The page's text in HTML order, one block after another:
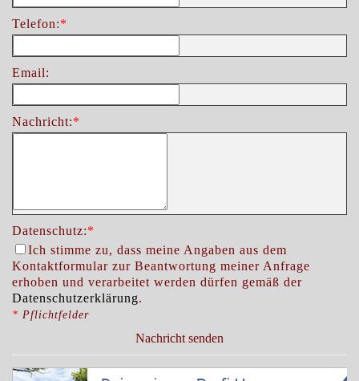
Telefon:*
Email:
Nachricht:*
Datenschutz:*
Ich stimme zu, dass meine Angaben aus dem
Kontaktformular zur Beantwortung meiner Anfrage
erhoben und verarbeitet werden dürfen gemäß der
Datenschutzerklärung.
* Pflichtfelder
Nachricht senden